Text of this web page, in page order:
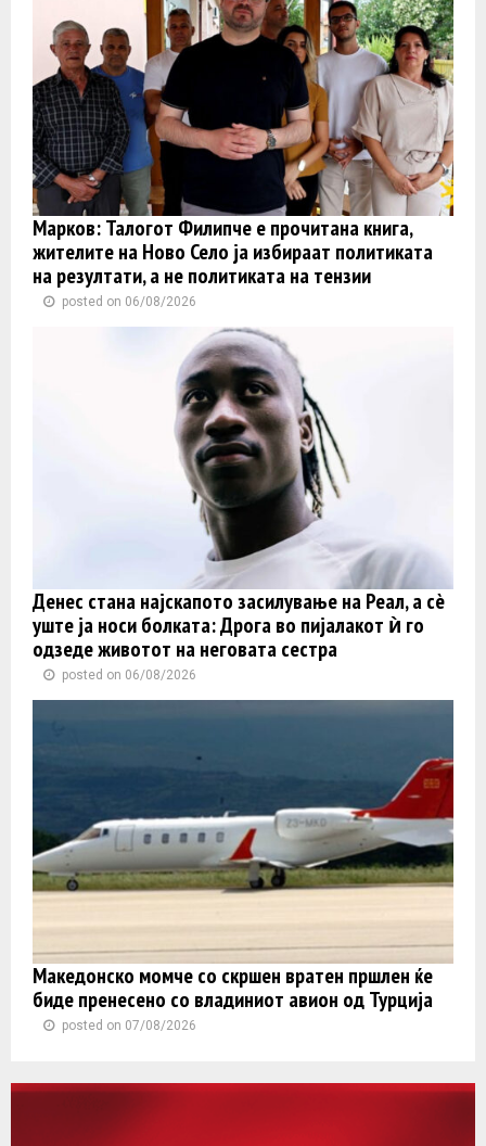
Марков: Талогот Филипче е прочитана книга,
жителите на Ново Село ја избираат политиката
на резултати, а не политиката на тензии
posted on 06/08/2026
Денес стана најскапото засилување на Реал, а сè
уште ја носи болката: Дрога во пијалакот ѝ го
одзеде животот на неговата сестра
posted on 06/08/2026
Македонско момче со скршен вратен пршлен ќе
биде пренесено со владиниот авион од Турција
posted on 07/08/2026